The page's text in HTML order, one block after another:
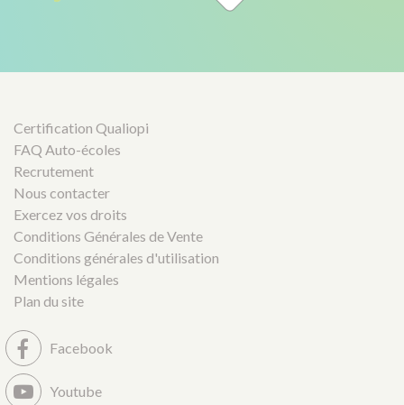
Certification Qualiopi
FAQ Auto-écoles
Recrutement
Nous contacter
Exercez vos droits
Conditions Générales de Vente
Conditions générales d'utilisation
Mentions légales
Plan du site
Facebook
Youtube